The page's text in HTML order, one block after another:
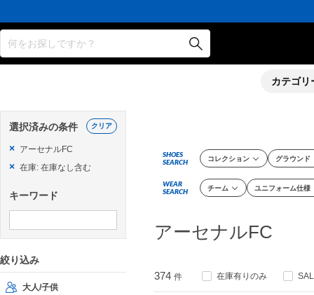
何をお探しですか？
カテゴリ
選択済みの条件
× アーセナルFC
× 在庫: 在庫なし含む
キーワード
クリア
絞り込み
大人/子供
SHOES
SEARCH
コレクション グラウンド
WEAR
SEARCH
チーム ユニフォーム仕様
アーセナルFC
374 件 在庫有りのみ